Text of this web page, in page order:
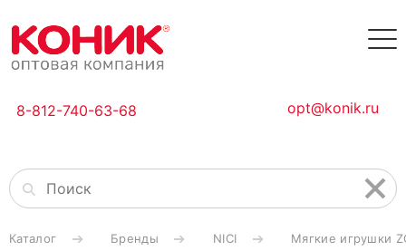
8-812-740-63-68 opt@konik.ru
Каталог Бренды NICI Мягкие игрушки